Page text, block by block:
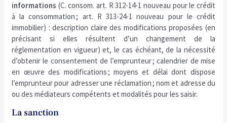
informations (C. consom. art. R 312-14-1 nouveau pour le crédit
à la consommation ; art. R 313-24-1 nouveau pour le crédit
immobilier) : description claire des modifications proposées (en
précisant si elles résultent d’un changement de la
réglementation en vigueur) et, le cas échéant, de la nécessité
d’obtenir le consentement de l’emprunteur ; calendrier de mise
en œuvre des modifications ; moyens et délai dont dispose
l’emprunteur pour adresser une réclamation ; nom et adresse du
ou des médiateurs compétents et modalités pour les saisir.
La sanction